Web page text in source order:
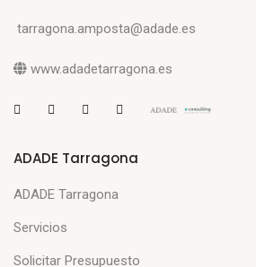
tarragona.amposta@adade.es
www.adadetarragona.es
ADADE Tarragona
ADADE Tarragona
Servicios
Solicitar Presupuesto